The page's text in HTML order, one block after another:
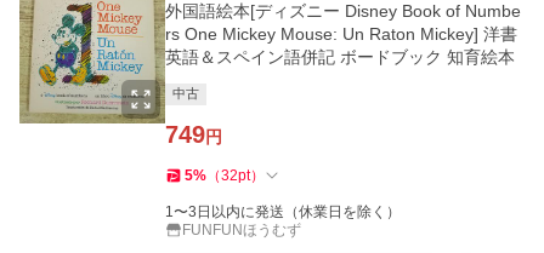
外国語絵本[ディズニー Disney Book of Numbe
rs One Mickey Mouse: Un Raton Mickey] 洋書
英語＆スペイン語併記 ボードブック 知育絵本
中古
749円
5% （32pt）
1〜3日以内に発送（休業日を除く）
FUNFUNほうむず